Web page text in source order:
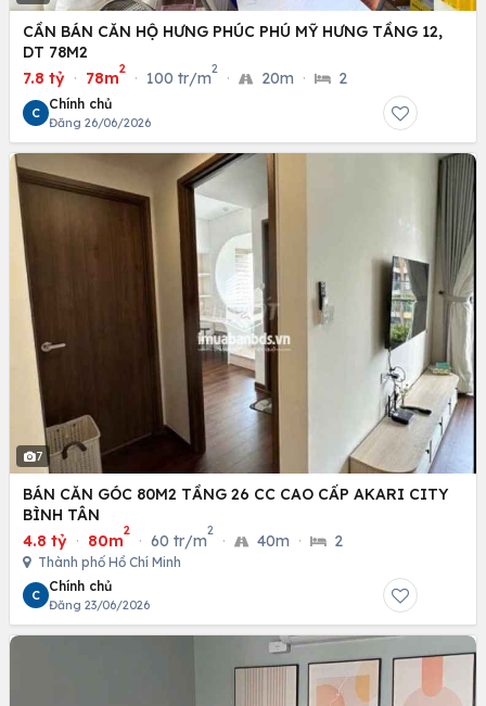
CẦN BÁN CĂN HỘ HƯNG PHÚC PHÚ MỸ HƯNG TẦNG 12,
DT 78M2
7.8 tỷ · 78m
2
· 100 tr/m
2
· 20m · 2
C
Chính chủ
Đăng 26/06/2026
7
BÁN CĂN GÓC 80M2 TẦNG 26 CC CAO CẤP AKARI CITY
BÌNH TÂN
4.8 tỷ · 80m
2
· 60 tr/m
2
· 40m · 2
Thành phố Hồ Chí Minh
C
Chính chủ
Đăng 23/06/2026